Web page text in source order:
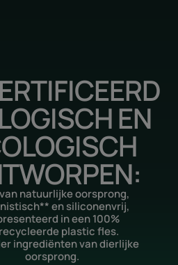
EN
natuurlijke oorsprong,
en siliconenvrij,
in een 100%
plastic fles.
ingrediënten van dierlijke
oorsprong.